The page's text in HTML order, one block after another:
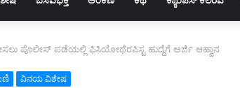
ಪೊಲೀಸ್‌ ಪಡೆಯಲ್ಲಿ ಫಿಸಿಯೋಥೆರಪಿಸ್ಟ ಹುದ್ದೆಗೆ ಅರ್ಜಿ ಆಹ್ವಾನ
ವಿನಯ ವಿಶೇಷ